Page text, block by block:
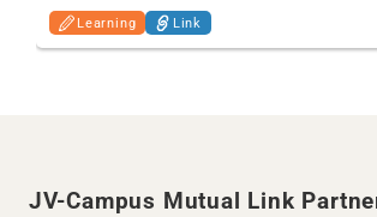
Learning Link
JV-Campus Mutual Link